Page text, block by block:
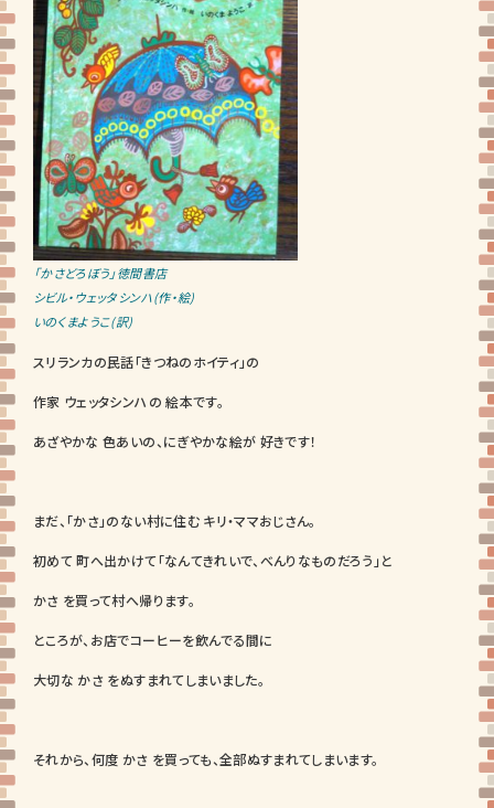
「かさどろぼう」徳間書店
シビル・ウェッタシンハ(作・絵)
いのくまようこ(訳)
スリランカの民話「きつねのホイティ」の
作家 ウェッタシンハの 絵本です。
あざやかな 色あいの、にぎやかな絵が 好きです！
まだ、「かさ」のない村に住む キリ・ママおじさん。
初めて 町へ出かけて「なんてきれいで、べんりなものだろう」と
かさ を買って村へ帰ります。
ところが、お店でコーヒーを飲んでる間に
大切な かさ をぬすまれてしまいました。
それから、何度 かさ を買っても、全部ぬすまれてしまいます。